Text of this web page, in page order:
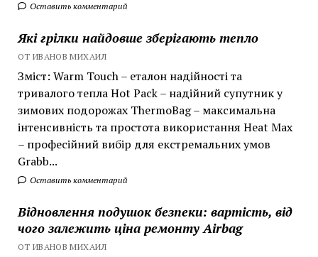
Оставить комментарий
Які грілки найдовше зберігають тепло
ОТ ИВАНОВ МИХАИЛ
Зміст: Warm Touch – еталон надійності та
тривалого тепла Hot Pack – надійний супутник у
зимових подорожах ThermoBag – максимальна
інтенсивність та простота використання Heat Max
– професійний вибір для екстремальних умов
Grabb...
Оставить комментарий
Відновлення подушок безпеки: вартість, від
чого залежить ціна ремонту Airbag
ОТ ИВАНОВ МИХАИЛ